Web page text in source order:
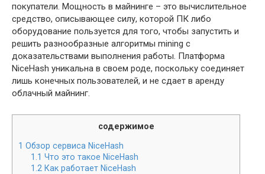
покупатели. Мощность в майнинге – это вычислительное
средство, описывающее силу, которой ПК либо
оборудование пользуется для того, чтобы запустить и
решить разнообразные алгоритмы mining с
доказательствами выполнения работы. Платформа
NiceHash уникальна в своем роде, поскольку соединяет
лишь конечных пользователей, и не сдает в аренду
облачный майнинг.
содержимое
1 Обзор сервиса NiceHash
1.1 Что это такое NiceHash
1.2 Как работает NiceHash